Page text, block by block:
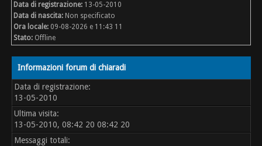
Data di registrazione: 13-05-2010
Data di nascita: Non specificato
Ora locale: 09-08-2026 e 11:43 11
Stato: Offline
Informazioni forum di chiaradi
Data di registrazione:
13-05-2010
Ultima visita:
13-05-2010, 08:42 20 08:42 20
Messaggi totali: